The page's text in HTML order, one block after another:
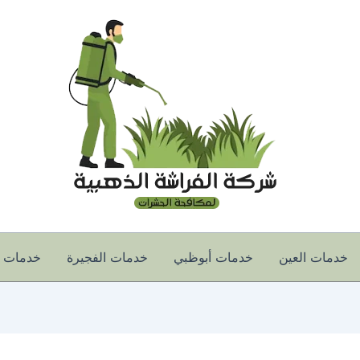
خدمات العين خدمات أبوظبي خدمات الفجيرة خدمات